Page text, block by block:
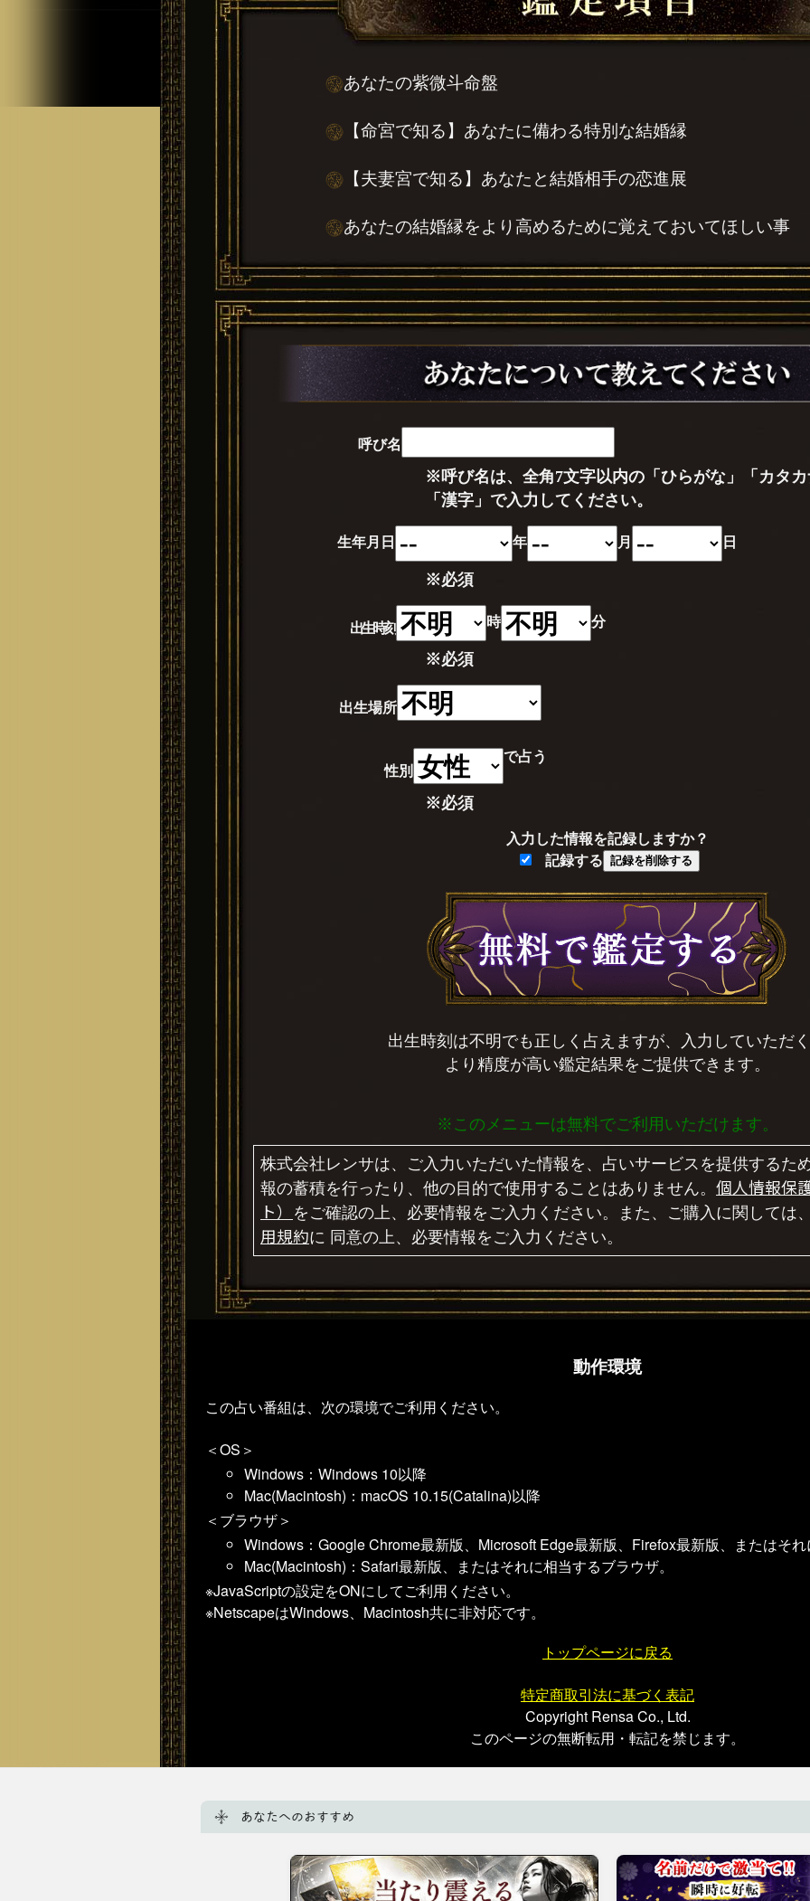
あなたの紫微斗命盤
【命宮で知る】あなたに備わる特別な結婚縁
【夫妻宮で知る】あなたと結婚相手の恋進展
あなたの結婚縁をより高めるために覚えておいてほしい事
呼び名
※呼び名は、全角7文字以内の 「ひらがな」「カタ
「漢字」 で入力してください。
生年月日 年 月 日
※必須
出生時刻 時 分
※必須
出生場所
性別
で占う
※必須
入力した情報を記録しますか？
記録する 記録を削除する
出生時刻は不明でも正しく占えますが、入力していただ
より精度が高い鑑定結果をご提供できます。
※このメニューは無料でご利用いただけます。
株式会社レンサは、ご入力いただいた情報を、占いサービスを提供するた
報の蓄積を行ったり、他の目的で使用することはありません。 個人情報保
ト）
をご確認の上、必要情報をご入力ください。また、ご購入に関しては
用規約に 同意の上、必要情報をご入力ください。
動作環境
この占い番組は、次の環境でご利用ください。
＜OS＞
Windows：Windows 10以降
Mac(Macintosh)：macOS 10.15(Catalina)以降
＜ブラウザ＞
Windows：Google Chrome最新版、Microsoft Edge最新版、Firefox最新版、またはそ
Mac(Macintosh)：Safari最新版、またはそれに相当するブラウザ。
※JavaScriptの設定をONにしてご利用ください。
※NetscapeはWindows、Macintosh共に非対応です。
トップページに戻る
特定商取引法に基づく表記
Copyright Rensa Co., Ltd.
このページの無断転用・転記を禁じます。
あなたへのおすすめ